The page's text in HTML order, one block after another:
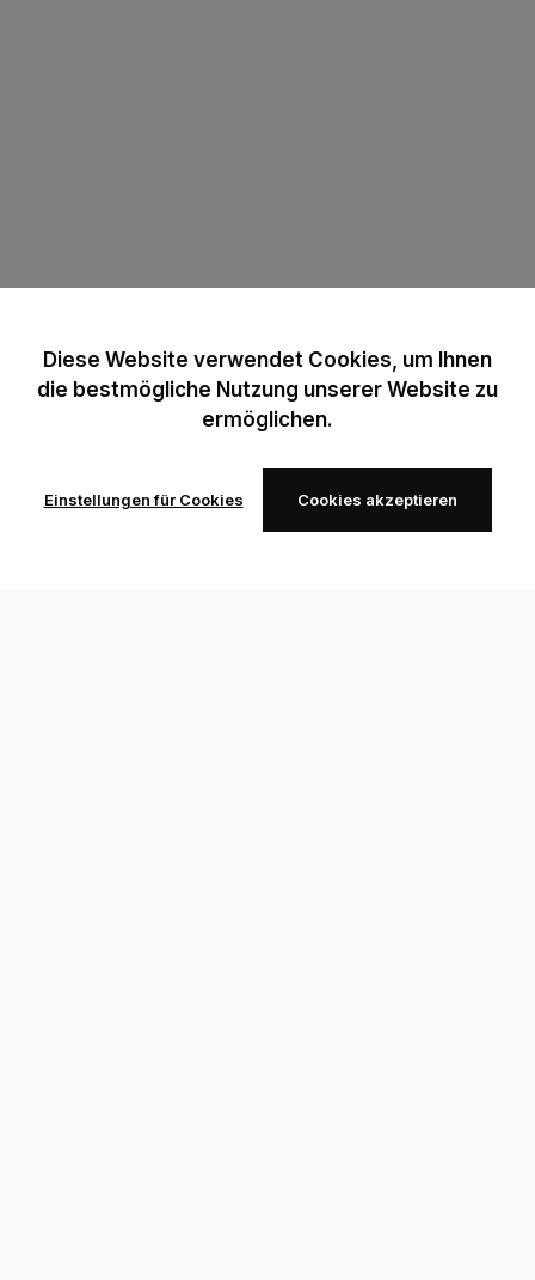
Diese Website verwendet Cookies, um Ihnen
die bestmögliche Nutzung unserer Website zu
ermöglichen.
Einstellungen für Cookies Cookies akzeptieren